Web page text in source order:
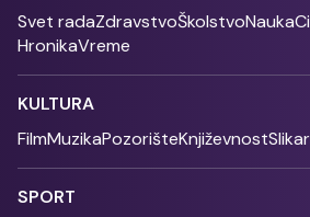
Svet radaZdravstvoŠkolstvoNauka
HronikaVreme
KULTURA
FilmMuzikaPozorišteKnjiževnost
SPORT